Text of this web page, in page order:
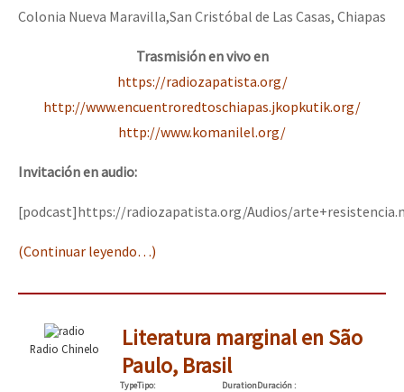
Colonia Nueva Maravilla,San Cristóbal de Las Casas, Chiapas
Trasmisión en vivo en
https://radiozapatista.org/
http://www.encuentroredtoschiapas.jkopkutik.org/
http://www.komanilel.org/
Invitación en audio:
[podcast]https://radiozapatista.org/Audios/
(Continuar leyendo…)
Radio Chinelo
Literatura marginal en São
Paulo, Brasil
TypeTipo:
DurationDuración: